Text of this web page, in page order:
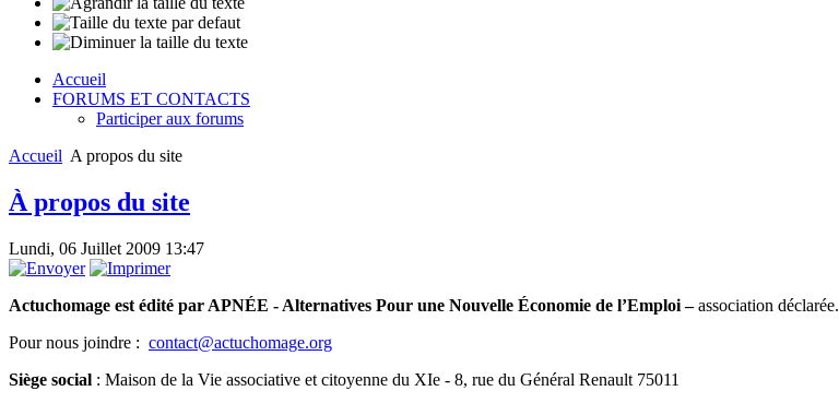
Accueil
FORUMS ET CONTACTS
Participer aux forums
Accueil A propos du site
À propos du site
Lundi, 06 Juillet 2009 13:47
Actuchomage est édité par APNÉE - Alternatives Pour une Nouvelle Économie de l’Emploi –association déclarée.
Pour nous joindre : contact@actuchomage.org
Siège social : Maison de la Vie associative et citoyenne du XIe - 8, rue du Général Renault 75011